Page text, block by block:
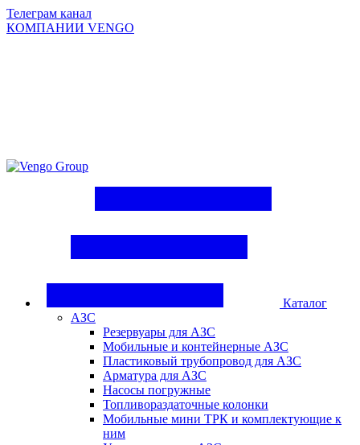
Телеграм канал
КОМПАНИИ VENGO
Group
Каталог
АЗС
Резервуары для АЗС
Мобильные и контейнерные АЗС
Пластиковый трубопровод для АЗС
Арматура для АЗС
Насосы погружные
Топливораздаточные колонки
Мобильные мини ТРК и комплектующие к
ним